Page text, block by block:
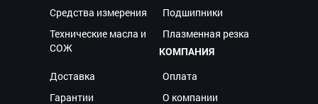
Средства измерения
Подшипники
Технические масла и
СОЖ
Плазменная резка
КОМПАНИЯ
Доставка
Оплата
Гарантии
О компании